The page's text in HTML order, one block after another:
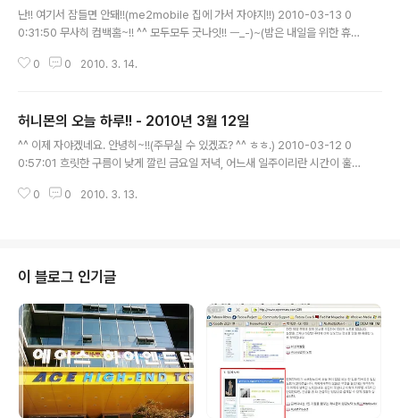
난!! 여기서 잠들면 안돼!!(me2mobile 집에 가서 자야지!!) 2010-03-13 0
0:31:50 무사히 컴백홈~!! ^^ 모두모두 굿나잇!! ㅡ_-)~(밤은 내일을 위한 휴식
체만의 부피보다 많은 공간을 차지한다.(me2mobile 도로변에 인도와 차도를
이슈타인 // 심각한 문제를 해결하기 위해서는 좀더 깊고 새로운 차원의 사고방
식이 필요하다.(me2book 성공하는 사람들의 7가지 습관) 2010-03-13 1
0:40:57 성공하는 사람들..
0 0 2010. 3. 14.
허니몬의 오늘 하루!! - 2010년 3월 12일
^^ 이제 자야겠네요. 안녕히~!!(주무실 수 있겠죠? ^^ ㅎㅎ.) 2010-03-12 0
0:57:01 흐릿한 구름이 낮게 깔린 금요일 저녁, 어느새 일주이리란 시간이 훌
1:04 스마트폰을 이용한 모바일 업무시스템. 유행이란건 큰 흐름을 만들어 새
7:56:52 오늘부터 읽을 책, 성공하는 사람들의 7가지 습관, 다 좋은데.. 양장본
이라 쫌 싫어. 무겁고 부피 차지하고 들고 다니며..
0 0 2010. 3. 13.
이 블로그 인기글